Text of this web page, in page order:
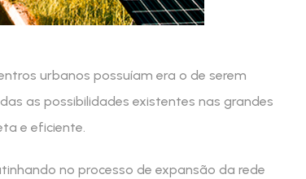
urbanos possuíam era o de serem
as possibilidades existentes nas grandes
e eficiente.
no processo de expansão da rede